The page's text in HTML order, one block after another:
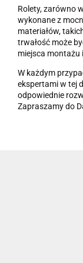
Rolety, zarówno
wykonane z
materiałów,
trwałość może
miejsca montażu
W każdym
ekspertami w tej
odpowiednie
Zapraszamy do